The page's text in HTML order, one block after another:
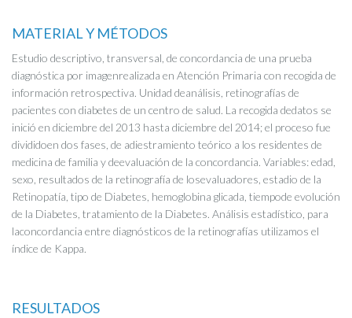
MATERIAL Y MÉTODOS
Estudio descriptivo, transversal, de concordancia de una prueba
diagnóstica por imagenrealizada en Atención Primaria con recogida de
información retrospectiva. Unidad deanálisis, retinografías de
pacientes con diabetes de un centro de salud. La recogida dedatos se
inició en diciembre del 2013 hasta diciembre del 2014; el proceso fue
divididoen dos fases, de adiestramiento teórico a los residentes de
medicina de familia y deevaluación de la concordancia. Variables: edad,
sexo, resultados de la retinografía de losevaluadores, estadio de la
Retinopatía, tipo de Diabetes, hemoglobina glicada, tiempode evolución
de la Diabetes, tratamiento de la Diabetes. Análisis estadístico, para
laconcordancia entre diagnósticos de la retinografías utilizamos el
índice de Kappa.
RESULTADOS